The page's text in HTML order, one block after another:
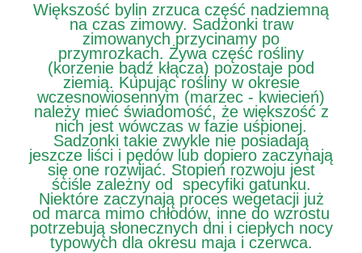
Większość bylin zrzuca część nadziemną
na czas zimowy. Sadzonki traw
zimowanych przycinamy po
przymrozkach. Żywa część rośliny
(korzenie bądź kłącza) pozostaje pod
ziemią. Kupując rośliny w okresie
wczesnowiosennym (marzec - kwiecień)
należy mieć świadomość, że większość z
nich jest wówczas w fazie uśpionej.
Sadzonki takie zwykle nie posiadają
jeszcze liści i pędów lub dopiero zaczynają
się one rozwijać. Stopień rozwoju jest
ściśle zależny od specyfiki gatunku.
Niektóre zaczynają proces wegetacji już
od marca mimo chłodów, inne do wzrostu
potrzebują słonecznych dni i ciepłych nocy
typowych dla okresu maja i czerwca.